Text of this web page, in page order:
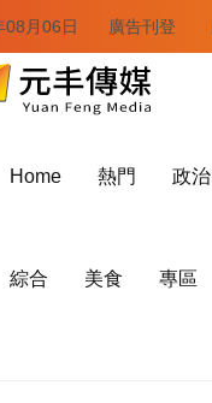
08月06日 廣告刊登
Home 熱門 政治
綜合 美食 專區